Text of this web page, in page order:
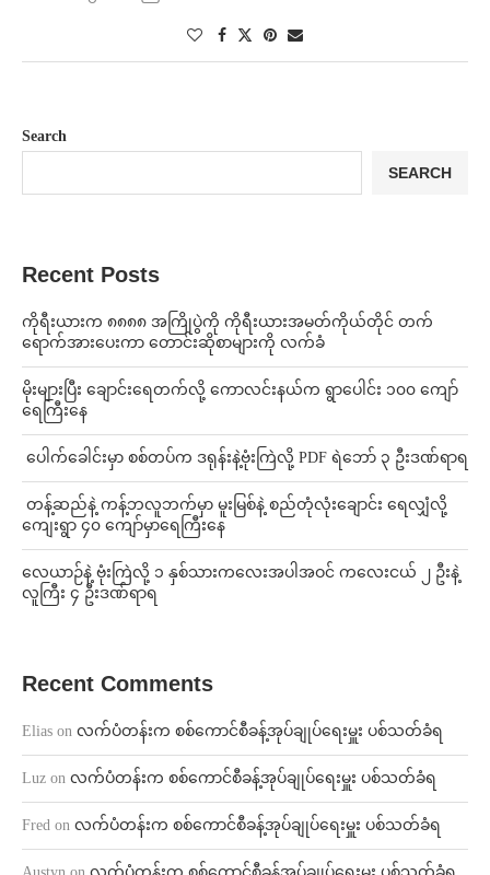
Search
SEARCH
Recent Posts
ကိုရီးယားက ၈၈၈၈ အကြိုပွဲကို ကိုရီးယားအမတ်ကိုယ်တိုင် တက်
ရောက်အားပေးကာ တောင်းဆိုစာများကို လက်ခံ
⁨မိုးများပြီး ချောင်းရေတက်လို့ ကောလင်းနယ်က ရွာပေါင်း ၁၀၀ ကျော်
ရေကြီးနေ
⁩ ⁨ပေါက်ခေါင်းမှာ စစ်တပ်က ဒရုန်းနဲ့ဗုံးကြဲလို့ PDF ရဲဘော် ၃ ဦးဒဏ်ရာရ
⁩ ⁨တန့်ဆည်နဲ့ ကန့်ဘလူဘက်မှာ မူးမြစ်နဲ့ စည်တုံလုံးချောင်း ရေလျှံလို့
ကျေးရွာ ၄၀ ကျော်မှာရေကြီးနေ
⁨လေယာဉ်နဲ့ ဗုံးကြဲလို့ ၁ နှစ်သားကလေးအပါအဝင် ကလေးငယ် ၂ ဦးနဲ့
လူကြီး ၄ ဦးဒဏ်ရာရ
Recent Comments
Elias on လက်ပံတန်းက စစ်ကောင်စီခန့်အုပ်ချုပ်ရေးမှူး ပစ်သတ်ခံရ
Luz on လက်ပံတန်းက စစ်ကောင်စီခန့်အုပ်ချုပ်ရေးမှူး ပစ်သတ်ခံရ
Fred on လက်ပံတန်းက စစ်ကောင်စီခန့်အုပ်ချုပ်ရေးမှူး ပစ်သတ်ခံရ